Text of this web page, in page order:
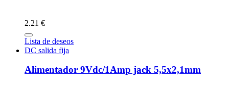
2.21 €
Lista de deseos
DC salida fija
Alimentador 9Vdc/1Amp jack 5,5x2,1mm